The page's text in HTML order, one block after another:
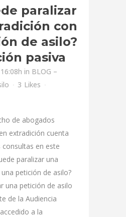
paralizar
con
de asilo?
pasiva
in BLOG –
3 Likes
de abogados
extradición cuenta
en este
paralizar una
petición de asilo?
una petición de asilo
de la Audiencia
a la